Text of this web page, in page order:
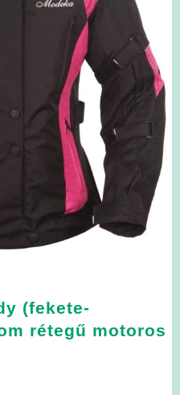
(fekete-
rétegű motoros